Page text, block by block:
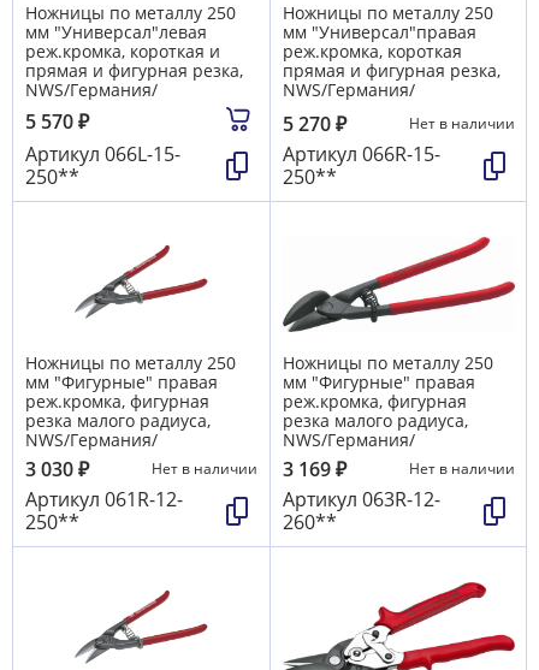
Ножницы по металлу 250
мм "Универсал"левая
реж.кромка, короткая и
прямая и фигурная резка,
NWS/Германия/
5 570₽
Артикул 066L-15-
250**
Ножницы по металлу 250
мм "Универсал"правая
реж.кромка, короткая
прямая и фигурная резка,
NWS/Германия/
5 270₽ Нет в наличии
Артикул 066R-15-
250**
Ножницы по металлу 250
мм "Фигурные" правая
реж.кромка, фигурная
резка малого радиуса,
NWS/Германия/
3 030₽ Нет в наличии
Артикул 061R-12-
250**
Ножницы по металлу 250
мм "Фигурные" правая
реж.кромка, фигурная
резка малого радиуса,
NWS/Германия/
3 169₽ Нет в наличии
Артикул 063R-12-
260**